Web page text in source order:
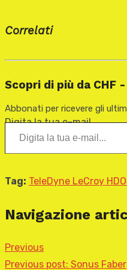
Correlati
Scopri di più da CHF -
Abbonati per ricevere gli
Digita la tua e-mail...
Tag: TeleDyne LeCroy
Navigazione
Previous
Previous post: Sonus Faber